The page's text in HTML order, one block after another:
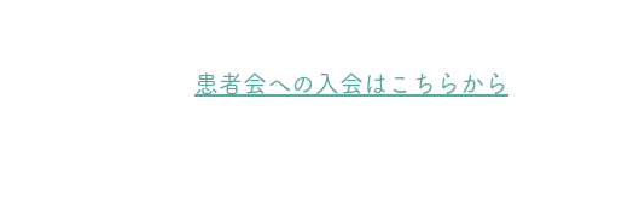
患者会への入会はこちらから